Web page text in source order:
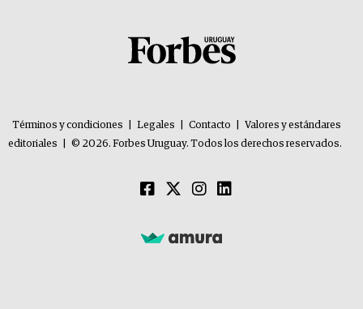
Términos y condiciones Legales Contacto
Valores y estándares
editoriales
© 2026. Forbes Uruguay. Todos los derechos reservados.